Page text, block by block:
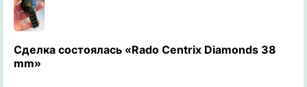
Сделка состоялась «Rado Centrix Diamonds 38
mm»